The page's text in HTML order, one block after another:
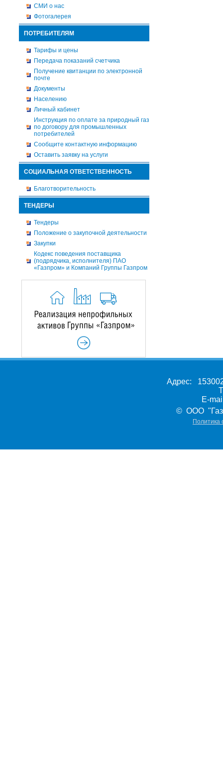
СМИ о нас
Фотогалерея
ПОТРЕБИТЕЛЯМ
Тарифы и цены
Передача показаний счетчика
Получение квитанции по электронной
почте
Документы
Населению
Личный кабинет
Инструкция по оплате за природный газ
по договору для промышленных
потребителей
Сообщите контактную информацию
Оставить заявку на услуги
СОЦИАЛЬНАЯ ОТВЕТСТВЕННОСТЬ
Благотворительность
ТЕНДЕРЫ
Тендеры
Положение о закупочной деятельности
Закупки
Кодекс поведения поставщика
(подрядчика, исполнителя) ПАО
«Газпром» и Компаний Группы Газпром
Адрес:
E-
© ООО
Политика